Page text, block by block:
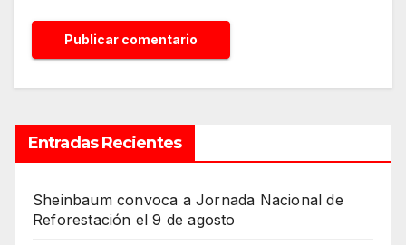
Entradas Recientes
Sheinbaum convoca a Jornada Nacional de
Reforestación el 9 de agosto